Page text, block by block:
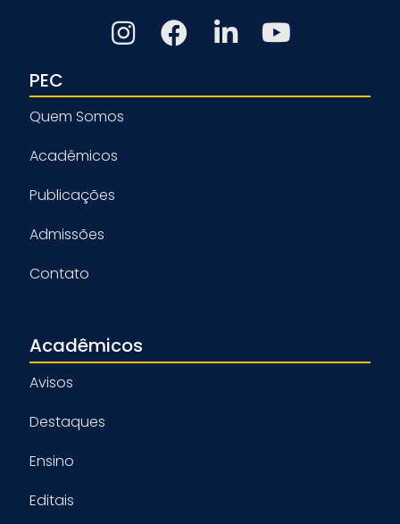
PEC
Quem Somos
Acadêmicos
Publicações
Admissões
Contato
Acadêmicos
Avisos
Destaques
Ensino
Editais